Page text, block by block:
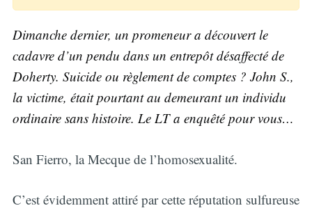
Dimanche dernier, un promeneur a découvert le
cadavre d’un pendu dans un entrepôt désaffecté de
Doherty. Suicide ou règlement de comptes ? John S.,
la victime, était pourtant au demeurant un individu
ordinaire sans histoire. Le LT a enquêté pour vous…
San Fierro, la Mecque de l’homosexualité.
C’est évidemment attiré par cette réputation sulfureuse